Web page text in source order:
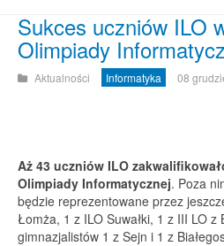
Sukces uczniów ILO
Olimpiady
Aktualności Informatyka 08
Aż 43 uczniów ILO
Olimpiady Informatycznej. Poza
będzie reprezentowane przez
Łomża, 1 z ILO Suwałki, 1 z III LO z
gimnazjalistów 1 z Sejn i 1 z